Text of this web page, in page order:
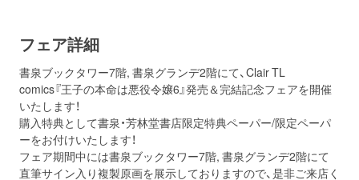
フェア詳細
書泉ブックタワー7階, 書泉グランデ2階にて、Clair TL
comics『王子の本命は悪役令嬢6』発売＆完結記念フェアを開催
いたします！
購入特典として書泉・芳林堂書店限定特典ペーパー/限定ペーパ
ーをお付けいたします！
フェア期間中には書泉ブックタワー7階, 書泉グランデ2階にて
直筆サイン入り複製原画を展示しておりますので、是非ご来店く